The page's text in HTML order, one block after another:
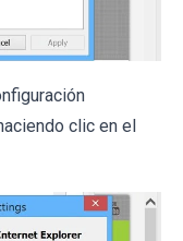
clic en el